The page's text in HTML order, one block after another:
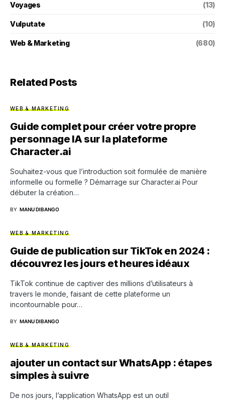
Voyages (13)
Vulputate (10)
Web & Marketing (680)
Related Posts
WEB & MARKETING
Guide complet pour créer votre propre
personnage IA sur la plateforme
Character.ai
Souhaitez-vous que l’introduction soit formulée de manière
informelle ou formelle ? Démarrage sur Character.ai Pour
débuter la création…
BY MANU DIBANGO
WEB & MARKETING
Guide de publication sur TikTok en 2024 :
découvrez les jours et heures idéaux
TikTok continue de captiver des millions d’utilisateurs à
travers le monde, faisant de cette plateforme un
incontournable pour…
BY MANU DIBANGO
WEB & MARKETING
ajouter un contact sur WhatsApp : étapes
simples à suivre
De nos jours, l’application WhatsApp est un outil